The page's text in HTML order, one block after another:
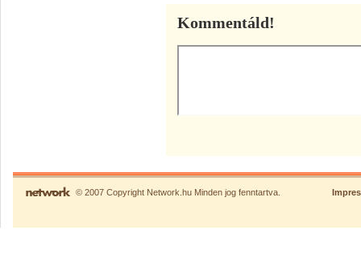
Kommentáld!
© 2007 Copyright Network.hu Minden jog fenntartva.